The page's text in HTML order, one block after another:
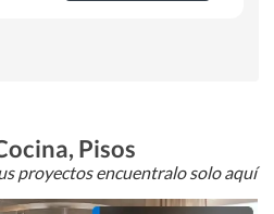
Pisos
proyectos encuentralo solo aquí